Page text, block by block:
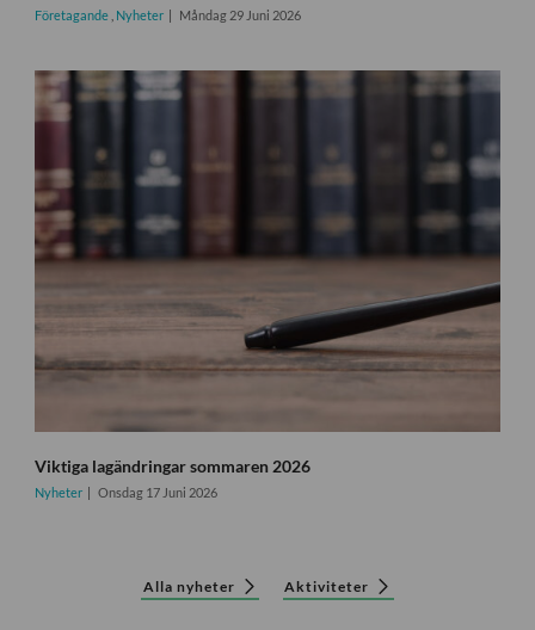
Företagande Nyheter Måndag 29 Juni 2026
Viktiga lagändringar sommaren 2026
Nyheter Onsdag 17 Juni 2026
Alla nyheter Aktiviteter